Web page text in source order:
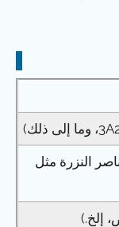
≥96%، محتوى المنغنيز 1%-3%، مع العناصر النزرة مثل
إلخ.)